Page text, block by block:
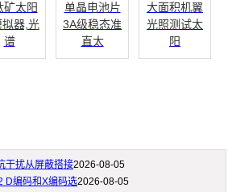
矿太阳
器,光
谱
单晶电池片
3A级稳态准
直太
大面积机翼
光照测试太
阳
干扰从屏蔽搭接2026-08-05
D编码和X编码选2026-08-05